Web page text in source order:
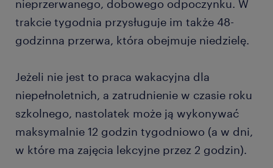
nieprzerwanego, dobowego odpoczynku. W
trakcie tygodnia przysługuje im także 48-
godzinna przerwa, która obejmuje niedzielę.
Jeżeli nie jest to praca wakacyjna dla
niepełnoletnich, a zatrudnienie w czasie roku
szkolnego, nastolatek może ją wykonywać
maksymalnie 12 godzin tygodniowo (a w dni,
w które ma zajęcia lekcyjne przez 2 godzin).